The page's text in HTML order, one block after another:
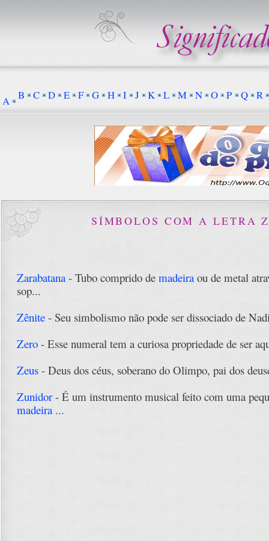
SÍMBOLOS COM A LETRA
Zarabatana- Tubo comprido de madeiraou de metal
sop...
Zênite - Seu simbolismo não pode ser dissociado de
Zero - Esse numeral tem a curiosa propriedade de ser
Zeus - Deus dos céus, soberano do Olimpo, pai dos
Zunidor- É um instrumento musical feito com uma
madeira ...
A B C D E F G H I J K L M N O P Q R